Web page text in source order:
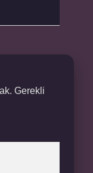
Gerekli